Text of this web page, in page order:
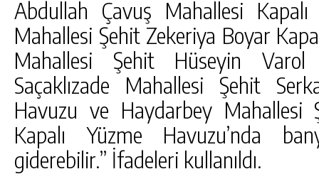
Abdullah Çavuş Mahallesi
Mahallesi Şehit Zekeriya Boyar
Mahallesi Şehit Hüseyin Varol
Saçaklızade Mahallesi Şehit
Havuzu ve Haydarbey Mahallesi
Kapalı Yüzme Havuzu’nda
giderebilir.” İfadeleri kullanıldı.